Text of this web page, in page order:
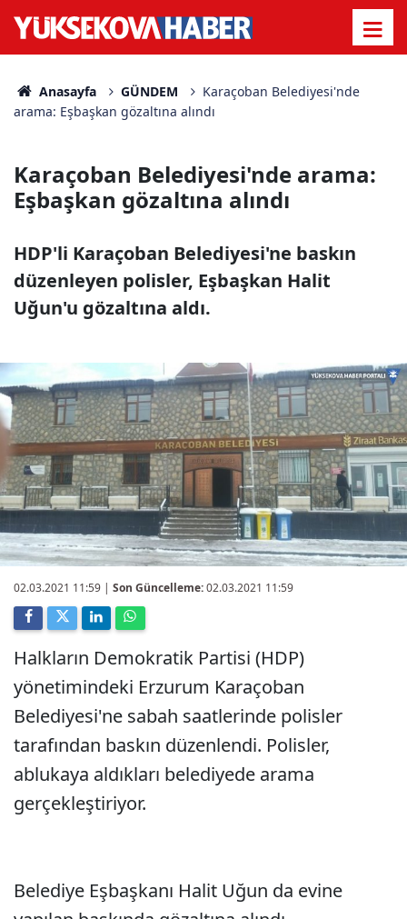
Anasayfa GÜNDEM
Karaçoban Belediyesi'nde
arama: Eşbaşkan gözaltına alındı
Karaçoban Belediyesi'nde arama:
Eşbaşkan gözaltına alındı
HDP'li Karaçoban Belediyesi'ne baskın
düzenleyen polisler, Eşbaşkan Halit
Uğun'u gözaltına aldı.
02.03.2021 11:59 | Son Güncelleme:02.03.2021 11:59
Halkların Demokratik Partisi (HDP)
yönetimindeki Erzurum Karaçoban
Belediyesi'ne sabah saatlerinde polisler
tarafından baskın düzenlendi. Polisler,
ablukaya aldıkları belediyede arama
gerçekleştiriyor.
Belediye Eşbaşkanı Halit Uğun da evine